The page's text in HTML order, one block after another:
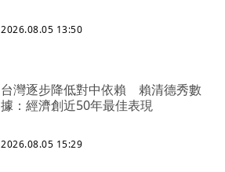
2026.08.05 13:50
台灣逐步降低對中依賴 賴清德秀數
據：經濟創近50年最佳表現
2026.08.05 15:29